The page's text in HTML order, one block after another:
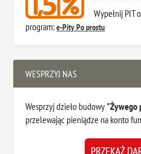
Wypełnij PIT
program:e-Pity Po prostu
WESPRZYJ NAS
Wesprzyj dzieło budowy "Żywego
przelewając pieniądze na konto